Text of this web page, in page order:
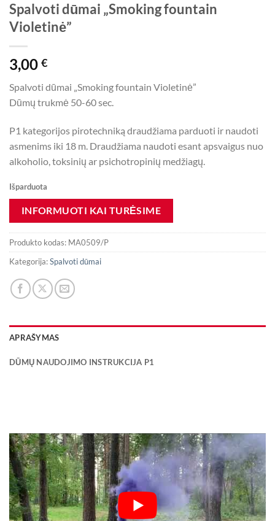
Spalvoti dūmai „Smoking fountain
Violetinė”
3,00 €
Spalvoti dūmai „Smoking fountain Violetinė”
Dūmų trukmė 50-60 sec.
P1 kategorijos pirotechniką draudžiama parduoti ir naudoti
asmenims iki 18 m. Draudžiama naudoti esant apsvaigus nuo
alkoholio, toksinių ar psichotropinių medžiagų.
Išparduota
Produkto kodas: MA0509/P
Kategorija:Spalvoti dūmai
APRAŠYMAS
DŪMŲ NAUDOJIMO INSTRUKCIJA P1